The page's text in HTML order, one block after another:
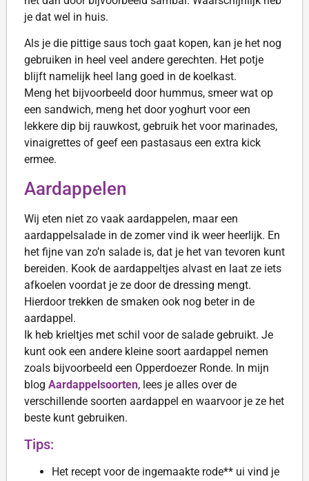
je dat wel in huis.
Als je die pittige saus toch gaat kopen, kan je het nog
gebruiken in heel veel andere gerechten. Het potje
blijft namelijk heel lang goed in de koelkast.
Meng het bijvoorbeeld door hummus, smeer wat op
een sandwich, meng het door yoghurt voor een
lekkere dip bij rauwkost, gebruik het voor marinades,
vinaigrettes of geef een pastasaus een extra kick
ermee.
Aardappelen
Wij eten niet zo vaak aardappelen, maar een
aardappelsalade in de zomer vind ik weer heerlijk. En
het fijne van zo’n salade is, dat je het van tevoren kunt
bereiden. Kook de aardappeltjes alvast en laat ze iets
afkoelen voordat je ze door de dressing mengt.
Hierdoor trekken de smaken ook nog beter in de
aardappel.
Ik heb krieltjes met schil voor de salade gebruikt. Je
kunt ook een andere kleine soort aardappel nemen
zoals bijvoorbeeld een Opperdoezer Ronde. In mijn
blog Aardappelsoorten, lees je alles over de
verschillende soorten aardappel en waarvoor je ze het
beste kunt gebruiken.
Tips:
Het recept voor de ingemaakte rode** ui vind je